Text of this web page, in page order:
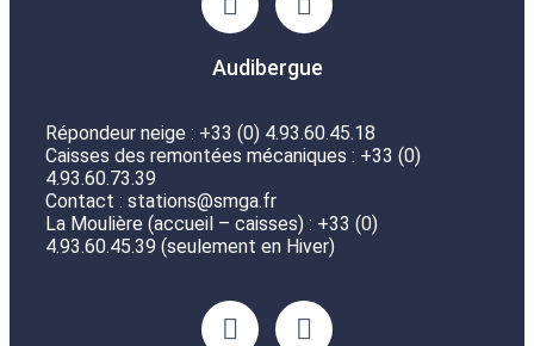
Audibergue
Répondeur neige : +33 (0) 4.93.60.45.18
Caisses des remontées mécaniques : +33 (0)
4.93.60.73.39
Contact : stations@smga.fr
La Moulière (accueil – caisses) : +33 (0)
4.93.60.45.39 (seulement en Hiver)